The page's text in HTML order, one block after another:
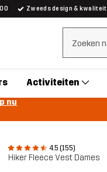
Zweeds design & kwaliteit
Zoeken
Activiteiten
nu
4.5 (155)
Hiker Fleece Vest Dames